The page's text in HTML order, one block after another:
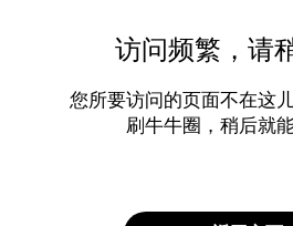
访问频繁，请
您所要访问的页面不在这
刷牛牛圈，稍后就